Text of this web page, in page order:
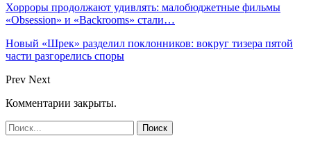
Хорроры продолжают удивлять: малобюджетные фильмы
«Obsession» и «Backrooms» стали…
Новый «Шрек» разделил поклонников: вокруг тизера пятой
части разгорелись споры
Prev Next
Комментарии закрыты.